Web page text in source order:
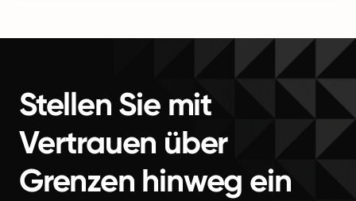
Stellen Sie mit
Vertrauen über
Grenzen hinweg ein